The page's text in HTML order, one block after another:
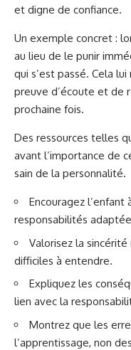
et digne de confiance.
Un exemple concret :
au lieu de le punir
qui s’est passé. Cela
preuve d’écoute et de
prochaine fois.
Des ressources telles
avant l’importance de
sain de la personnalité.
Encouragez
responsabilités
Valorisez la
difficiles à entendre.
Expliquez les
lien avec la
Montrez que les
l’apprentissage, non